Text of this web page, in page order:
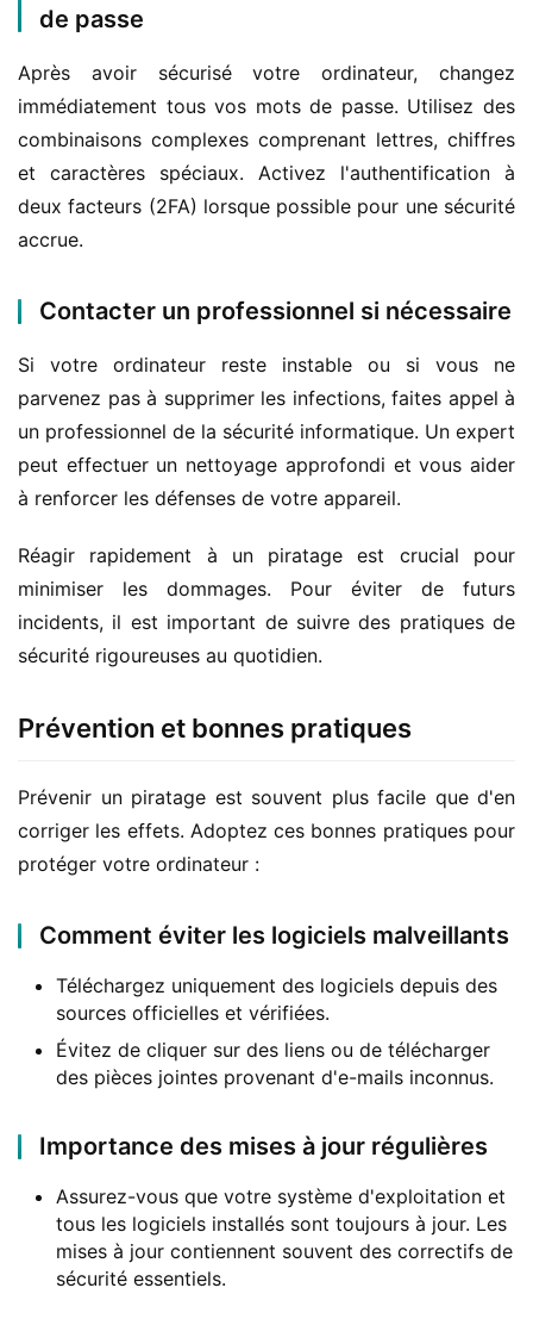
de passe
Après avoir sécurisé votre ordinateur, changez
immédiatement tous vos mots de passe. Utilisez des
combinaisons complexes comprenant lettres, chiffres
et caractères spéciaux. Activez l'authentification à
deux facteurs (2FA) lorsque possible pour une sécurité
accrue.
Contacter un professionnel si nécessaire
Si votre ordinateur reste instable ou si vous ne
parvenez pas à supprimer les infections, faites appel à
un professionnel de la sécurité informatique. Un expert
peut effectuer un nettoyage approfondi et vous aider
à renforcer les défenses de votre appareil.
Réagir rapidement à un piratage est crucial pour
minimiser les dommages. Pour éviter de futurs
incidents, il est important de suivre des pratiques de
sécurité rigoureuses au quotidien.
Prévention et bonnes pratiques
Prévenir un piratage est souvent plus facile que d'en
corriger les effets. Adoptez ces bonnes pratiques pour
protéger votre ordinateur :
Comment éviter les logiciels malveillants
Téléchargez uniquement des logiciels depuis des
sources officielles et vérifiées.
Évitez de cliquer sur des liens ou de télécharger
des pièces jointes provenant d'e-mails inconnus.
Importance des mises à jour régulières
Assurez-vous que votre système d'exploitation et
tous les logiciels installés sont toujours à jour. Les
mises à jour contiennent souvent des correctifs de
sécurité essentiels.